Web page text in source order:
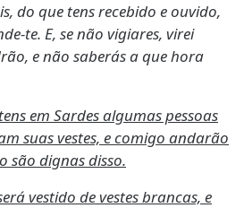
do que tens recebido e ouvido,
te. E, se não vigiares, virei
e não saberás a que hora
em Sardes algumas pessoas
suas vestes, e comigo andarão
são dignas disso.
vestido de vestes brancas, e